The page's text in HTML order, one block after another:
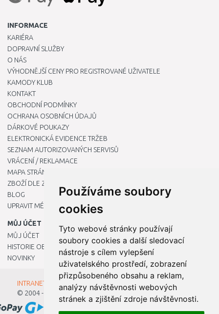
Používáme soubory
cookies
Tyto webové stránky používají
soubory cookies a další sledovací
nástroje s cílem vylepšení
uživatelského prostředí, zobrazení
přizpůsobeného obsahu a reklam,
analýzy návštěvnosti webových
stránek a zjištění zdroje návštěvnosti.
INFORMACE
KARIÉRA
DOPRAVNÍ SLUŽBY
O NÁS
VÝHODNĚJŠÍ CENY PRO REGISTROVANÉ UŽIVATELE
KAMODY KLUB
KONTAKT
OBCHODNÍ PODMÍNKY
OCHRANA OSOBNÍCH ÚDAJŮ
DÁRKOVÉ POUKAZY
ELEKTRONICKÁ EVIDENCE TRŽEB
SEZNAM AUTORIZOVANÝCH SERVISŮ
VRÁCENÍ / REKLAMACE
MAPA STRÁNKY
ZBOŽÍ DLE ZNAČEK
BLOG
UPRAVIT MÉ PŘEDVOLBY COOKIES
MŮJ ÚČET
MŮJ ÚČET
HISTORIE OBJEDNÁVEK
NOVINKY
INTRANET - Přihlášení pro zaměstnance
© 2004 - 2026
Kamody s.r.o.